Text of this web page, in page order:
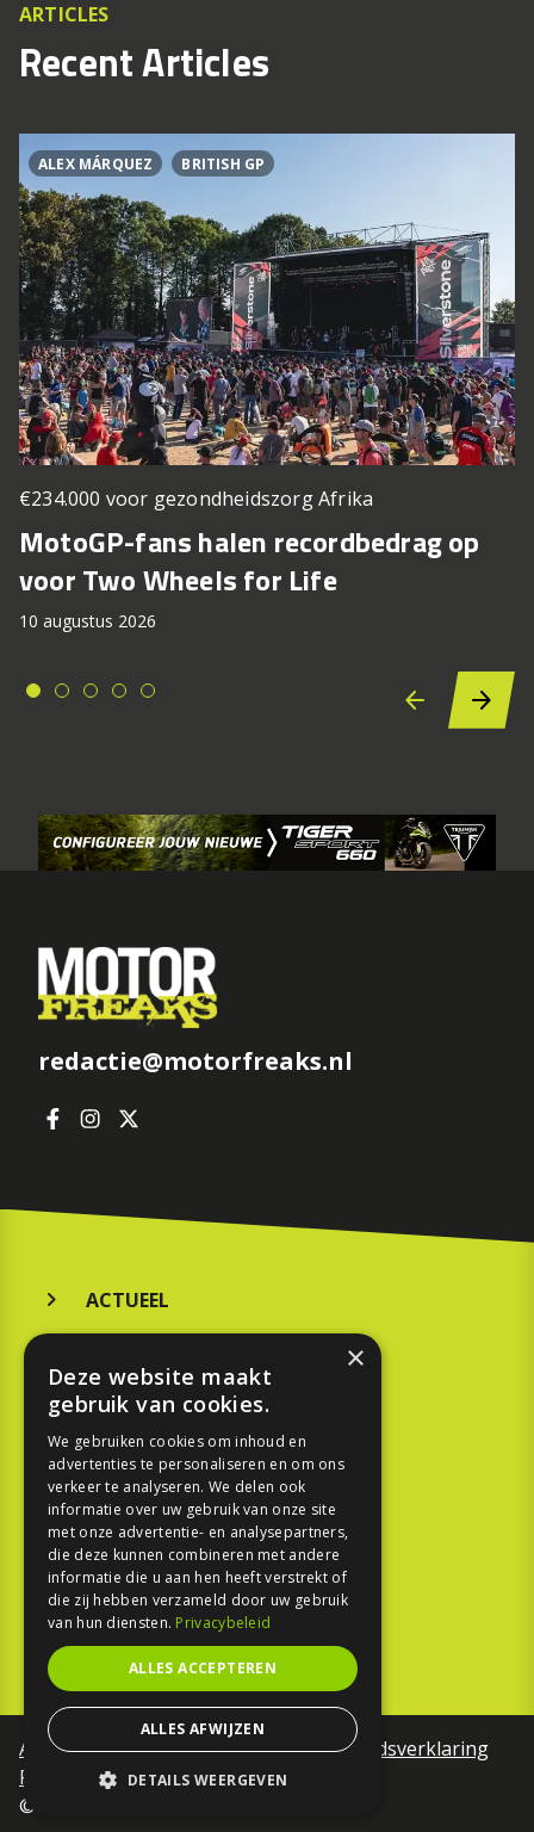
ARTICLES
Recent Articles
ALEX MÁRQUEZ BRITISH GP
€234.000 voor gezondheidszorg Afrika
MotoGP-fans halen recordbedrag op
voor Two Wheels for Life
10 augustus 2026
redactie@motorfreaks.nl
ACTUEEL
KOOPGIDS
TESTEN
SPORT
REPORTAGE
TOUREN
NIEUWSBRIEF
Algemene voorwaardenToegankelijkheidsverklaring
Privacy Policy
©Motorfreaks 2026
×
Deze website maakt
gebruik van cookies.
We gebruiken cookies om inhoud en
advertenties te personaliseren en om ons
verkeer te analyseren. We delen ook
informatie over uw gebruik van onze site
met onze advertentie- en analysepartners,
die deze kunnen combineren met andere
informatie die u aan hen heeft verstrekt of
die zij hebben verzameld door uw gebruik
van hun diensten. Privacybeleid
ALLES ACCEPTEREN
ALLES AFWIJZEN
DETAILS WEERGEVEN